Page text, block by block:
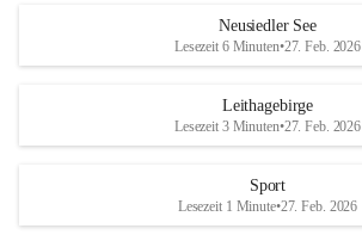
S
und den daraus folgenden wirtschaftlichen
Maßnahmen zur Bekämpfung
Rebe und der Amerikanischen
r
S
Neusiedler See
Lesezeit 6 Minuten•27. Feb. 2026
Leithagebirge
Lesezeit 3 Minuten•27. Feb. 2026
Sport
Lesezeit 1 Minute•27. Feb. 2026